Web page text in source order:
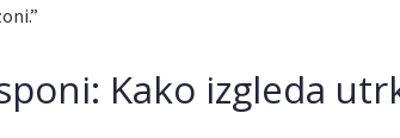
Kako izgleda